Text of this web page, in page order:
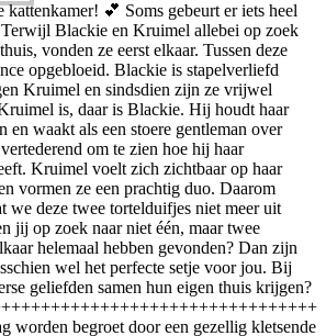
💕 Soms gebeurt er iets heel
Blackie en Kruimel allebei op zoek
vonden ze eerst elkaar. Tussen deze
opgebloeid. Blackie is stapelverliefd
Kruimel en sindsdien zijn ze vrijwel
is, daar is Blackie. Hij houdt haar
en waakt als een stoere gentleman over
om te zien hoe hij haar
Kruimel voelt zich zichtbaar op haar
vormen ze een prachtig duo. Daarom
we deze twee tortelduifjes niet meer uit
jij op zoek naar niet één, maar twee
helemaal hebben gevonden? Dan zijn
wel het perfecte setje voor jou. Bij
geliefden samen hun eigen thuis krijgen?
worden begroet door een gezellig kletsende